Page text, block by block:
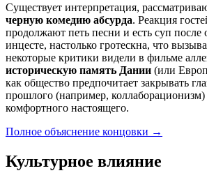
Существует интерпретация,
черную комедию абсурда. Реакция
продолжают петь песни и есть суп после
инцесте, настолько гротескна, что
некоторые критики видели в фильме
историческую память Дании (или
как общество предпочитает закрывать
прошлого (например, коллаборационизм)
комфортного настоящего.
Полное объяснение концовки →
Культурное влияние